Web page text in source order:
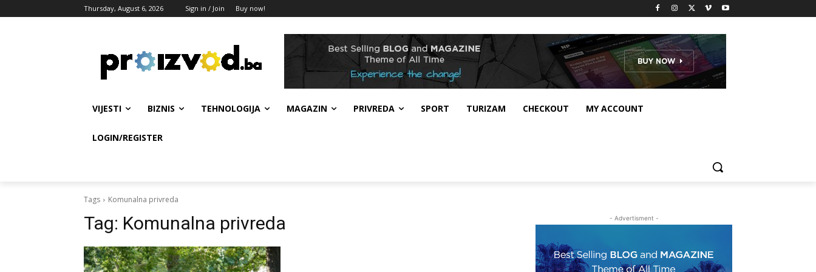
Thursday, August 6, 2026 Sign in / Join Buy now!
VIJESTI BIZNIS TEHNOLOGIJA MAGAZIN PRIVREDA SPORT TURIZAM CHECKOUT MY ACCOUNT
LOGIN/REGISTER
Tags Komunalna privreda
Tag: Komunalna privreda - Advertisment -